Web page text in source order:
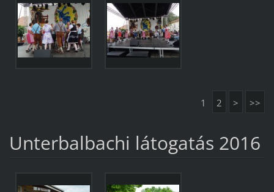
1 2 > >>
Unterbalbachi látogatás 2016